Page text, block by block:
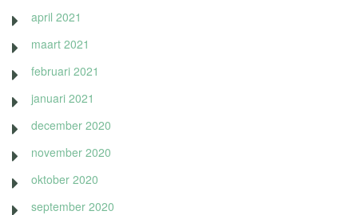
april 2021
maart 2021
februari 2021
januari 2021
december 2020
november 2020
oktober 2020
september 2020